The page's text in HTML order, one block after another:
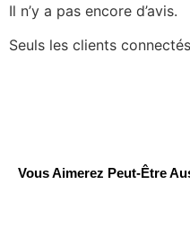
Il n’y a pas encore d’avis.
Seuls les clients
Vous Aimerez Peut-Être